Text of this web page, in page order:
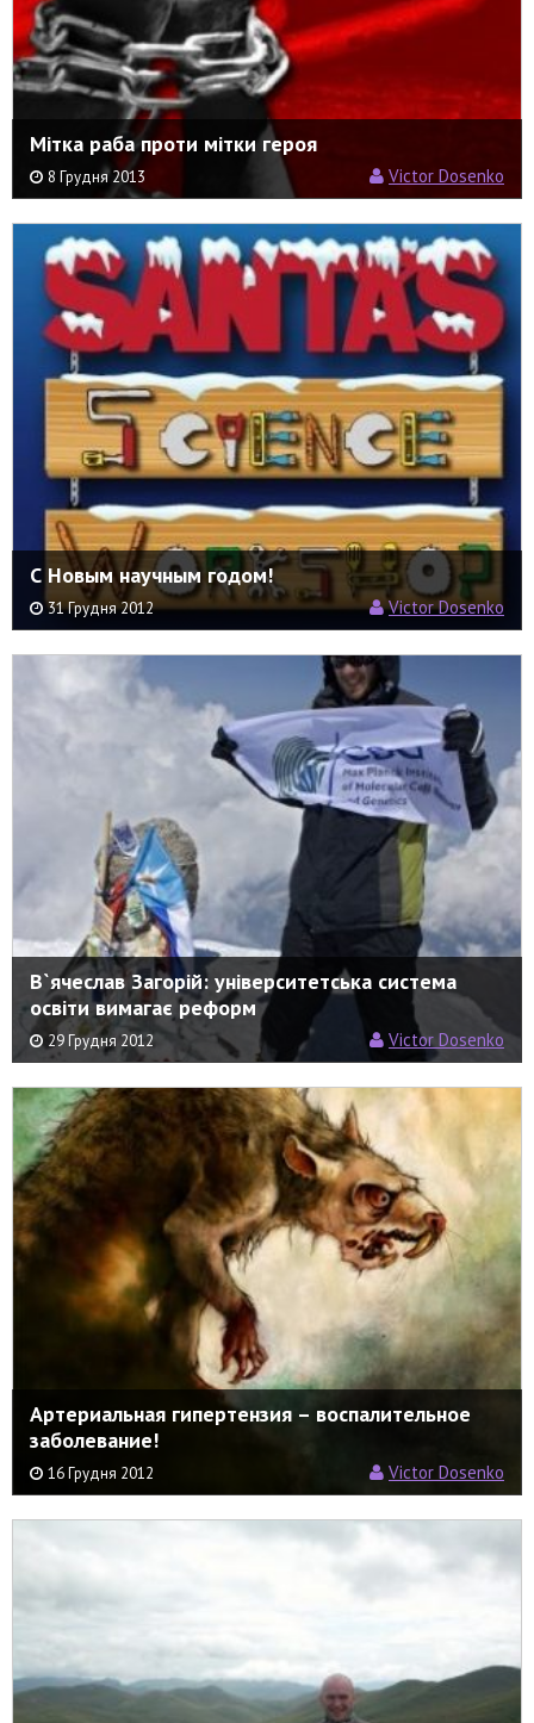
Мітка раба проти мітки героя
8 Грудня 2013 Victor Dosenko
С Новым научным годом!
31 Грудня 2012 Victor Dosenko
В`ячеслав Загорій: університетська система
освіти вимагає реформ
29 Грудня 2012 Victor Dosenko
Артериальная гипертензия – воспалительное
заболевание!
16 Грудня 2012 Victor Dosenko